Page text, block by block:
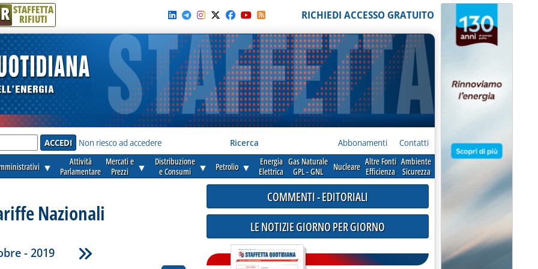
R STAFFETTA
RIFIUTI RICHIEDI ACCESSO GRATUITO
Non riesco ad accedere Ricerca Abbonamenti Contatti
▼
Attività
Parlamentare
Mercati e
Prezzi
▼
Distribuzione
e Consumi
▼ Petrolio ▼
Energia
Elettrica
Gas Naturale
GPL - GNL
Nucleare Altre Fonti
Efficienza
Ambiente
Sicurezza
Nazionali
- 2019
COMMENTI - EDITORIALI
LE NOTIZIE GIORNO PER GIORNO